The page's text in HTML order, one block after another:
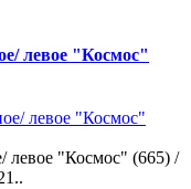
левое "Космос"
левое "Космос" (665) /